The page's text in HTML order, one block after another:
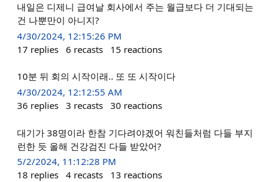
내일은 디제니 급여날 회사에서 주는 월급보다 더 기대되는
건 나뿐만이 아니지?
4/30/2024, 12:15:26 PM
17 replies 6 recasts 15 reactions
10분 뒤 회의 시작이래.. 또 또 시작이다
4/30/2024, 12:12:55 AM
36 replies 3 recasts 30 reactions
대기가 38명이라 한참 기다려야겠어 워친들처럼 다들 부지
런한 듯 올해 건강검진 다들 받았어?
5/2/2024, 11:12:28 PM
18 replies 4 recasts 13 reactions